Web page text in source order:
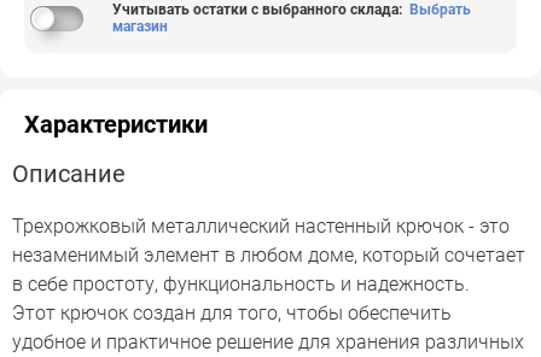
Учитывать остатки с выбранного склада: Выбрать
магазин
Характеристики
Описание
Трехрожковый металлический настенный крючок - это
незаменимый элемент в любом доме, который сочетает
в себе простоту, функциональность и надежность.
Этот крючок создан для того, чтобы обеспечить
удобное и практичное решение для хранения различных